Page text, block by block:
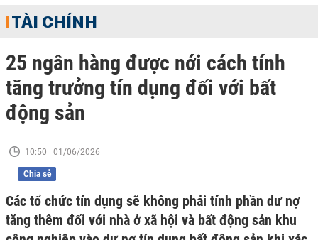
TÀI CHÍNH
25 ngân hàng được nới cách tính
tăng trưởng tín dụng đối với bất
động sản
10:50 | 01/06/2026
Chia sẻ
Các tổ chức tín dụng sẽ không phải tính phần dư nợ
tăng thêm đối với nhà ở xã hội và bất động sản khu